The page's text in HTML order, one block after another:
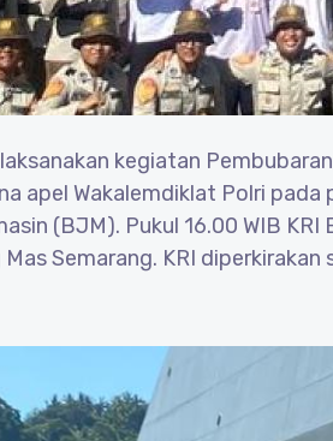
kegiatan
apel Wakalemdiklat Polri pada
(BJM). Pukul 16.00 WIB
Semarang. KRI